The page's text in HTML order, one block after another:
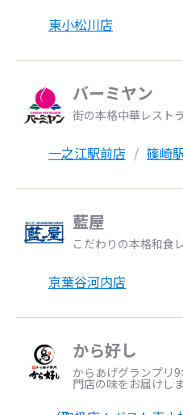
東小松川店
バーミヤン
街の本格中華レスト
一之江駅前店 篠崎
藍屋
こだわりの本格和食
京葉谷河内店
から好し
からあげグランプリ
門店の味をお届けしま